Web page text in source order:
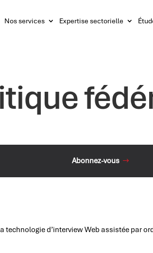
Nos services Expertise sectorielle
Abonnez-vous
technologie d’interview Web assistée par